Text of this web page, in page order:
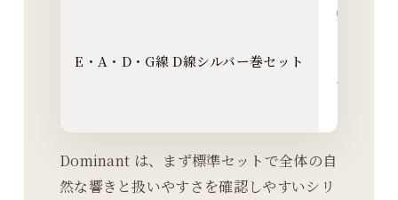
E・A・D・G線 D線シルバー巻セット
中低音、
ち着きを
Dominant は、まず標準セットで全体の自
然な響きと扱いやすさを確認しやすいシリ